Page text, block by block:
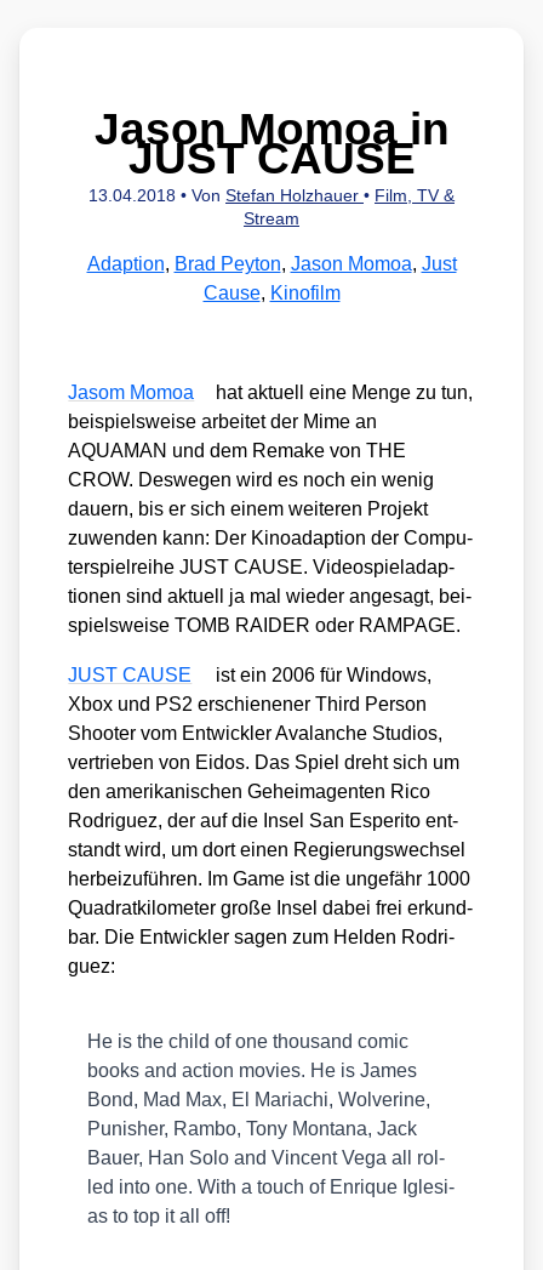
Jason Momoa in
JUST CAUSE
13.04.2018 • Von Stefan Holzhauer • Film, TV &
Stream
Adaption, Brad Peyton, Jason Momoa, Just
Cause, Kinofilm
Jasom Mom­oa
hat aktu­ell eine Men­ge zu tun,
bei­spiels­wei­se arbei­tet der Mime an
AQUAMAN und dem Remake von THE
CROW. Des­we­gen wird es noch ein wenig
dau­ern, bis er sich einem wei­te­ren Pro­jekt
zuwen­den kann: Der Kino­ad­ap­ti­on der Com­pu­
ter­spiel­rei­he JUST CAUSE. Video­spiel­ad­ap­
tio­nen sind aktu­ell ja mal wie­der ange­sagt, bei­
spiels­wei­se TOMB RAIDER oder RAMPAGE.
JUST CAUSE
ist ein 2006 für Win­dows,
Xbox und PS2 erschie­ne­ner Third Per­son
Shoo­ter vom Ent­wick­ler Ava­lan­che Stu­di­os,
ver­trie­ben von Eidos. Das Spiel dreht sich um
den ame­ri­ka­ni­schen Geheim­agen­ten Rico
Rodri­guez, der auf die Insel San Espe­ri­to ent­
standt wird, um dort einen Regie­rungs­wech­sel
her­bei­zu­füh­ren. Im Game ist die unge­fähr 1000
Qua­drat­ki­lo­me­ter gro­ße Insel dabei frei erkund­
bar. Die Ent­wick­ler sagen zum Hel­den Rodri­
guez:
He is the child of one thousand comic
books and action movies. He is James
Bond, Mad Max, El Mariachi, Wol­veri­ne,
Punis­her, Ram­bo, Tony Mon­ta­na, Jack
Bau­er, Han Solo and Vin­cent Vega all rol­
led into one. With a touch of Enri­que Igle­si­
as to top it all off!